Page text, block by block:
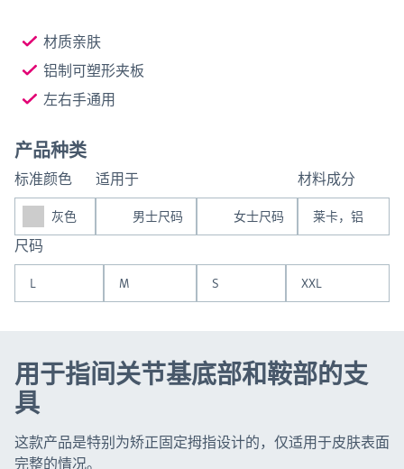
材质亲肤
铝制可塑形夹板
左右手通用
产品种类
标准颜色
灰色
适用于
男士尺码 女士尺码
材料成分
莱卡，铝
尺码
L M S XXL
用于指间关节基底部和鞍部的支
具
这款产品是特别为矫正固定拇指设计的，仅适用于皮肤表面
完整的情况。